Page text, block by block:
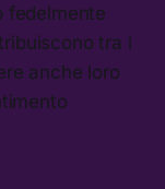
fedelmente
tra i
anche loro